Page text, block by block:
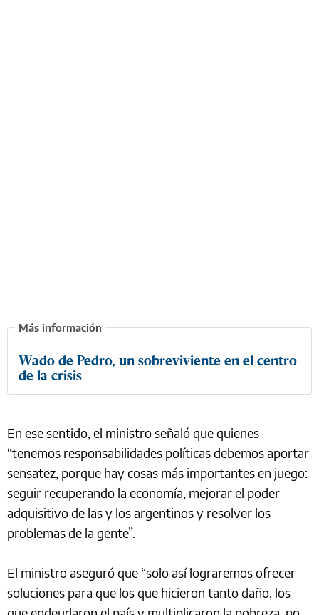
Wado de Pedro, un sobreviviente en el centro
de la crisis
En ese sentido, el ministro señaló que quienes
“tenemos responsabilidades políticas debemos aportar
sensatez, porque hay cosas más importantes en juego:
seguir recuperando la economía, mejorar el poder
adquisitivo de las y los argentinos y resolver los
problemas de la gente”.
El ministro aseguró que “solo así lograremos ofrecer
soluciones para que los que hicieron tanto daño, los